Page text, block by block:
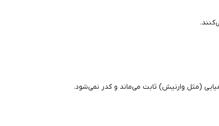
(مثل وارنیش) ثابت می‌ماند و کدر نمی‌شود.